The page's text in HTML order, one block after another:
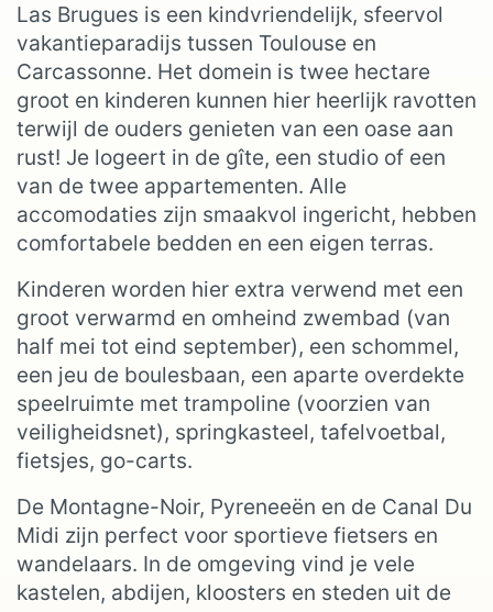
Las Brugues is een kindvriendelijk, sfeervol
vakantieparadijs tussen Toulouse en
Carcassonne. Het domein is twee hectare
groot en kinderen kunnen hier heerlijk ravotten
terwijl de ouders genieten van een oase aan
rust! Je logeert in de gîte, een studio of een
van de twee appartementen. Alle
accomodaties zijn smaakvol ingericht, hebben
comfortabele bedden en een eigen terras.
Kinderen worden hier extra verwend met een
groot verwarmd en omheind zwembad (van
half mei tot eind september), een schommel,
een jeu de boulesbaan, een aparte overdekte
speelruimte met trampoline (voorzien van
veiligheidsnet), springkasteel, tafelvoetbal,
fietsjes, go-carts.
De Montagne-Noir, Pyreneeën en de Canal Du
Midi zijn perfect voor sportieve fietsers en
wandelaars. In de omgeving vind je vele
kastelen, abdijen, kloosters en steden uit de